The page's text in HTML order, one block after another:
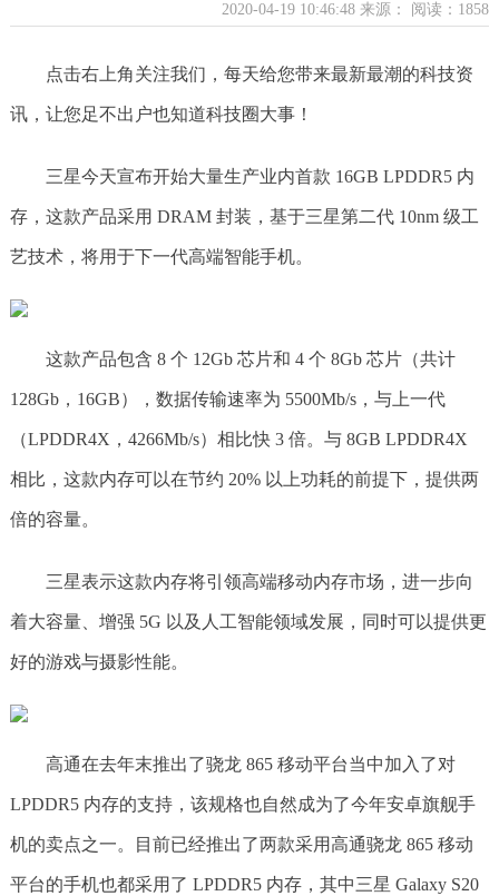
2020-04-19 10:46:48 来源： 阅读：1858
点击右上角关注我们，每天给您带来最新最潮的科技资
讯，让您足不出户也知道科技圈大事！
三星今天宣布开始大量生产业内首款 16GB LPDDR5 内
存，这款产品采用 DRAM 封装，基于三星第二代 10nm 级工
艺技术，将用于下一代高端智能手机。
这款产品包含 8 个 12Gb 芯片和 4 个 8Gb 芯片（共计
128Gb，16GB），数据传输速率为 5500Mb/s，与上一代
（LPDDR4X，4266Mb/s）相比快 3 倍。与 8GB LPDDR4X
相比，这款内存可以在节约 20% 以上功耗的前提下，提供两
倍的容量。
三星表示这款内存将引领高端移动内存市场，进一步向
着大容量、增强 5G 以及人工智能领域发展，同时可以提供更
好的游戏与摄影性能。
高通在去年末推出了骁龙 865 移动平台当中加入了对
LPDDR5 内存的支持，该规格也自然成为了今年安卓旗舰手
机的卖点之一。目前已经推出了两款采用高通骁龙 865 移动
平台的手机也都采用了 LPDDR5 内存，其中三星 Galaxy S20